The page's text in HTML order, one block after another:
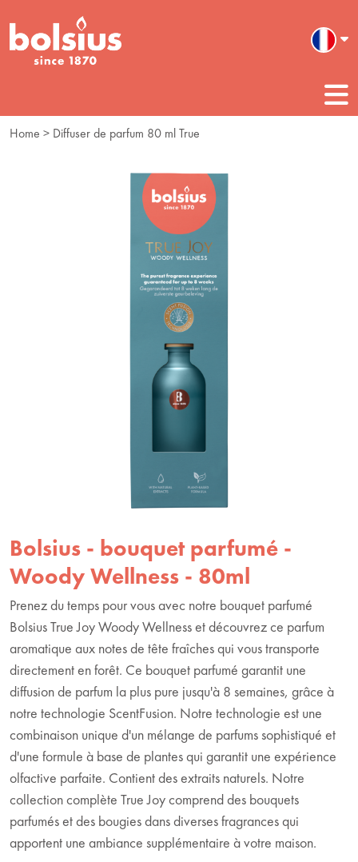
Home > Diffuser de parfum 80 ml True
Bolsius - bouquet parfumé -
Woody Wellness - 80ml
Prenez du temps pour vous avec notre bouquet parfumé
Bolsius True Joy Woody Wellness et découvrez ce parfum
aromatique aux notes de tête fraîches qui vous transporte
directement en forêt. Ce bouquet parfumé garantit une
diffusion de parfum la plus pure jusqu'à 8 semaines, grâce à
notre technologie ScentFusion. Notre technologie est une
combinaison unique d'un mélange de parfums sophistiqué et
d'une formule à base de plantes qui garantit une expérience
olfactive parfaite. Contient des extraits naturels. Notre
collection complète True Joy comprend des bouquets
parfumés et des bougies dans diverses fragrances qui
apportent une ambiance supplémentaire à votre maison.